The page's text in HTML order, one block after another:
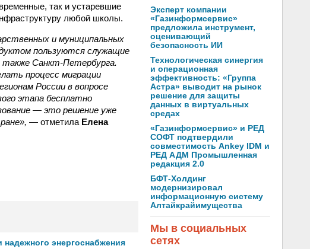
так и устаревшие
любой школы.
и муниципальных
пользуются служащие
также Санкт-Петербурга.
процесс миграции
России в вопросе
этапа бесплатно
— это решение уже
— отметила Елена
надежного энергоснабжения
Эксперт компании
«Газинформсервис»
предложила инструмент,
оценивающий
безопасность ИИ
Технологическая синергия
и операционная
эффективность: «Группа
Астра» выводит на рынок
решение для защиты
данных в виртуальных
средах
«Газинформсервис» и РЕД
СОФТ подтвердили
совместимость Ankey IDM и
РЕД АДМ Промышленная
редакция 2.0
БФТ-Холдинг
модернизировал
информационную систему
Алтайкрайимущества
Мы в социальных
сетях